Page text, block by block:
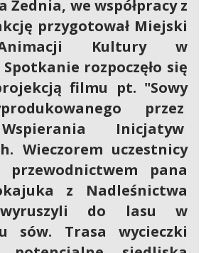
Żednia, we współpracy z
przygotował Miejski
Kultury w
rozpoczęło się
filmu pt. "Sowy
przez
Inicjatyw
Wieczorem uczestnicy
pana
z Nadleśnictwa
do lasu w
sów. Trasa wycieczki